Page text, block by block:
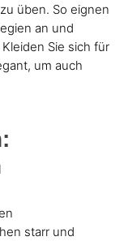
üben. So eignen
an und
Sie sich für
um auch
starr und